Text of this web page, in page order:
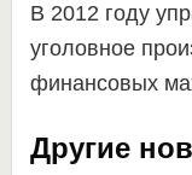
В 2012 году
уголовное
финансовых
Другие